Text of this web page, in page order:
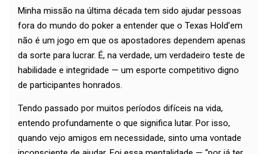
Minha missão na última década tem sido ajudar pessoas
fora do mundo do poker a entender que o Texas Hold’em
não é um jogo em que os apostadores dependem apenas
da sorte para lucrar. É, na verdade, um verdadeiro teste de
habilidade e integridade — um esporte competitivo digno
de participantes honrados.
Tendo passado por muitos períodos difíceis na vida,
entendo profundamente o que significa lutar. Por isso,
quando vejo amigos em necessidade, sinto uma vontade